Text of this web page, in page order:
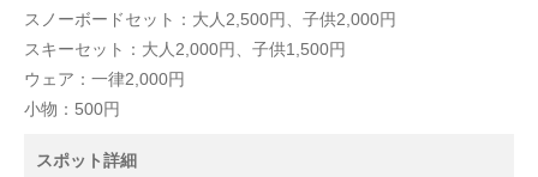
スノーボードセット：大人2,500円、子供2,000円
スキーセット：大人2,000円、子供1,500円
ウェア：一律2,000円
小物：500円
スポット詳細